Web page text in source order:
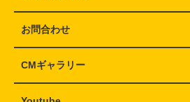
お問合わせ
CMギャラリー